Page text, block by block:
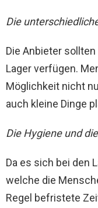
Die
Die Anbieter
Lager verfügen.
Möglichkeit nicht
auch kleine Dinge
Die Hygiene und
Da es sich bei den
welche die
Regel befristete